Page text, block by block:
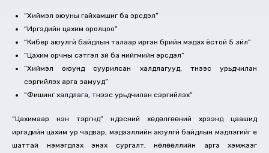
“Хиймэл оюуны гайхамшиг ба эрсдэл”
“Иргэдийн цахим оролцоо”
“Кибер аюулгүй байдлын талаар иргэн бүрийн мэдэх ёстой 5 зүйл”
“Цахим орчны сэтгэл зүй ба нийгмийн эрсдэл”
“Хиймэл оюунд суурилсан халдлагууд, түүнээс урьдчилан
сэргийлэх арга замууд”
“Фишинг халдлага, түүнээс урьдчилан сэргийлэх”
“Цахимаар нэн тэргүүнд” үндэсний хөдөлгөөний хүрээнд цаашид
иргэдийн цахим ур чадвар, мэдээллийн аюулгүй байдлын мэдлэгийг үе
шаттай нэмэгдүүлэх энэхүү сургалт, нөлөөллийн арга хэмжээг